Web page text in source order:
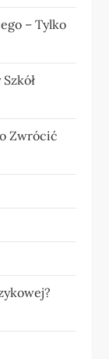
– Tylko
Zwrócić